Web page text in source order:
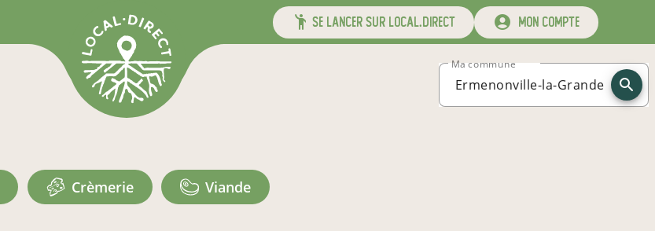
se lancer sur local.direct mon compte
crèmerie viande
Ma commune